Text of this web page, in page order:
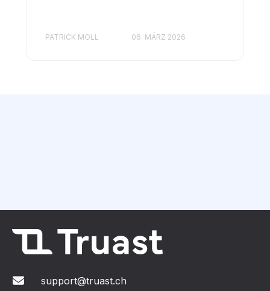
PATRICK MOLL 06. MÄRZ 2026
support@truast.ch